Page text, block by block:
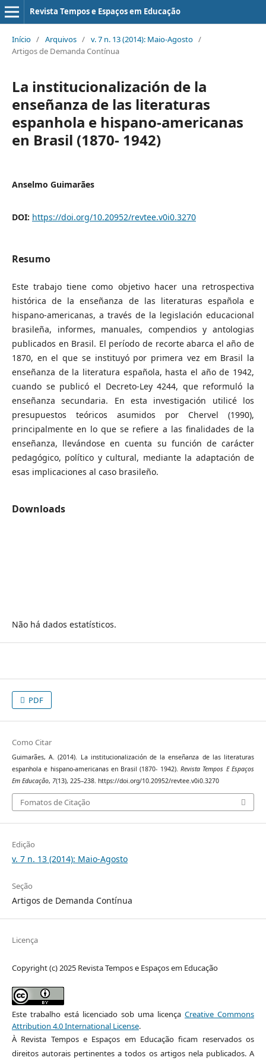
Revista Tempos e Espaços em Educação
Início / Arquivos / v. 7 n. 13 (2014): Maio-Agosto /
Artigos de Demanda Contínua
La institucionalización de la
enseñanza de las literaturas
espanhola e hispano-americanas
en Brasil (1870- 1942)
Anselmo Guimarães
DOI: https://doi.org/10.20952/revtee.v0i0.3270
Resumo
Este trabajo tiene como objetivo hacer una retrospectiva
histórica de la enseñanza de las literaturas española e
hispano-americanas, a través de la legislación educacional
brasileña, informes, manuales, compendios y antologias
publicados en Brasil. El período de recorte abarca el año de
1870, en el que se instituyó por primera vez em Brasil la
enseñanza de la literatura española, hasta el año de 1942,
cuando se publicó el Decreto-Ley 4244, que reformuló la
enseñanza secundaria. En esta investigación utilicé los
presupuestos teóricos asumidos por Chervel (1990),
principalmente en lo que se refiere a las finalidades de la
enseñanza, llevándose en cuenta su función de carácter
pedagógico, político y cultural, mediante la adaptación de
esas implicaciones al caso brasileño.
Downloads
Não há dados estatísticos.
PDF
Como Citar
Guimarães, A. (2014). La institucionalización de la enseñanza de las literaturas
espanhola e hispano-americanas en Brasil (1870- 1942).Revista Tempos E Espaços
Em Educação, 7(13), 225–238. https://doi.org/10.20952/revtee.v0i0.3270
Fomatos de Citação
Edição
v. 7 n. 13 (2014): Maio-Agosto
Seção
Artigos de Demanda Contínua
Licença
Copyright (c) 2025 Revista Tempos e Espaços em Educação
Este trabalho está licenciado sob uma licençaCreative Commons
Attribution 4.0 International License.
À Revista Tempos e Espaços em Educação ficam reservados os
direitos autorais pertinentes a todos os artigos nela publicados. A